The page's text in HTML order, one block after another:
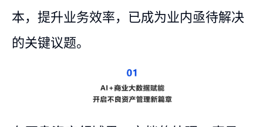
本，提升业务效率，已成为业内亟待解决
的关键议题。